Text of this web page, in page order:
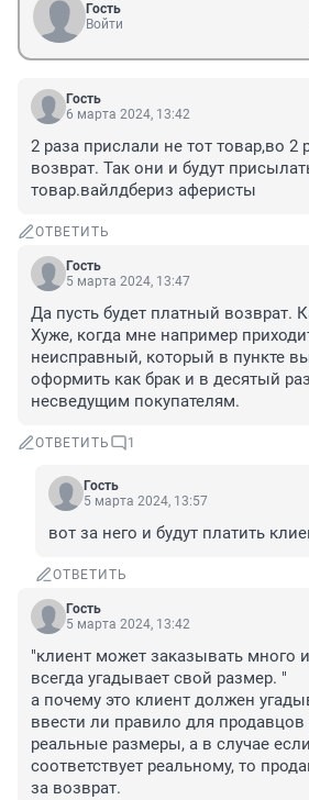
Гость
Войти
Гость
6 марта 2024, 13:42
2 раза прислали не тот товар,во 2
возврат. Так они и будут
товар.вайлдбериз аферисты
ОТВЕТИТЬ
Гость
5 марта 2024, 13:47
Да пусть будет платный возврат.
Хуже, когда мне например
неисправный, который в пункте
оформить как брак и в десятый
несведущим покупателям.
ОТВЕТИТЬ 1
Гость
5 марта 2024, 13:57
вот за него и будут платить
ОТВЕТИТЬ
Гость
5 марта 2024, 13:42
"клиент может заказывать много
всегда угадывает свой размер. "
а почему это клиент должен
ввести ли правило для продавцов
реальные размеры, а в случае
соответствует реальному, то
за возврат.